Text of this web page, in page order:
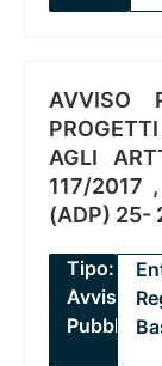
AVVISO
AGLI
117/2017
(ADP) 25-
Tipo:
Avviso
Pubblico